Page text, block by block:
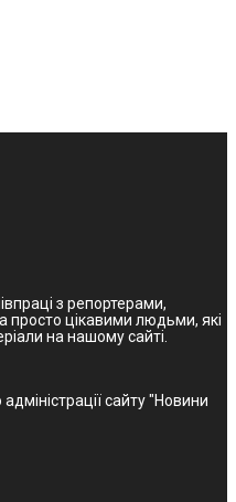
з репортерами,
цікавими людьми, які
на нашому сайті.
сайту "Новини